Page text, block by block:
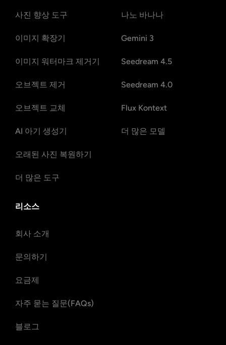
사진 향상 도구
이미지 확장기
이미지 워터마크 제거기
오브젝트 제거
오브젝트 교체
AI 아기 생성기
오래된 사진 복원하기
더 많은 도구
나노 바나나
Gemini 3
Seedream 4.5
Seedream 4.0
Flux Kontext
더 많은 모델
리소스
회사 소개
문의하기
요금제
자주 묻는 질문(FAQs)
블로그